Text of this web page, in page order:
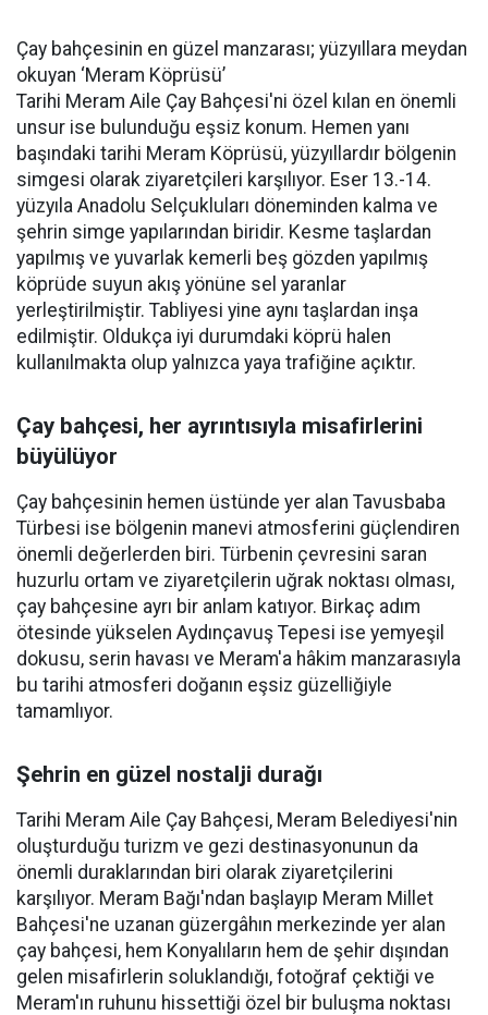
Çay bahçesinin en güzel manzarası; yüzyıllara meydan
okuyan ‘Meram Köprüsü’
Tarihi Meram Aile Çay Bahçesi'ni özel kılan en önemli
unsur ise bulunduğu eşsiz konum. Hemen yanı
başındaki tarihi Meram Köprüsü, yüzyıllardır bölgenin
simgesi olarak ziyaretçileri karşılıyor. Eser 13.-14.
yüzyıla Anadolu Selçukluları döneminden kalma ve
şehrin simge yapılarından biridir. Kesme taşlardan
yapılmış ve yuvarlak kemerli beş gözden yapılmış
köprüde suyun akış yönüne sel yaranlar
yerleştirilmiştir. Tabliyesi yine aynı taşlardan inşa
edilmiştir. Oldukça iyi durumdaki köprü halen
kullanılmakta olup yalnızca yaya trafiğine açıktır.
Çay bahçesi, her ayrıntısıyla misafirlerini
büyülüyor
Çay bahçesinin hemen üstünde yer alan Tavusbaba
Türbesi ise bölgenin manevi atmosferini güçlendiren
önemli değerlerden biri. Türbenin çevresini saran
huzurlu ortam ve ziyaretçilerin uğrak noktası olması,
çay bahçesine ayrı bir anlam katıyor. Birkaç adım
ötesinde yükselen Aydınçavuş Tepesi ise yemyeşil
dokusu, serin havası ve Meram'a hâkim manzarasıyla
bu tarihi atmosferi doğanın eşsiz güzelliğiyle
tamamlıyor.
Şehrin en güzel nostalji durağı
Tarihi Meram Aile Çay Bahçesi, Meram Belediyesi'nin
oluşturduğu turizm ve gezi destinasyonunun da
önemli duraklarından biri olarak ziyaretçilerini
karşılıyor. Meram Bağı'ndan başlayıp Meram Millet
Bahçesi'ne uzanan güzergâhın merkezinde yer alan
çay bahçesi, hem Konyalıların hem de şehir dışından
gelen misafirlerin soluklandığı, fotoğraf çektiği ve
Meram'ın ruhunu hissettiği özel bir buluşma noktası